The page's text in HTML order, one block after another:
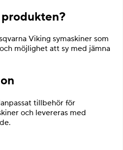
produkten?
Viking symaskiner som
möjlighet att sy med jämna
tillbehör för
och levereras med